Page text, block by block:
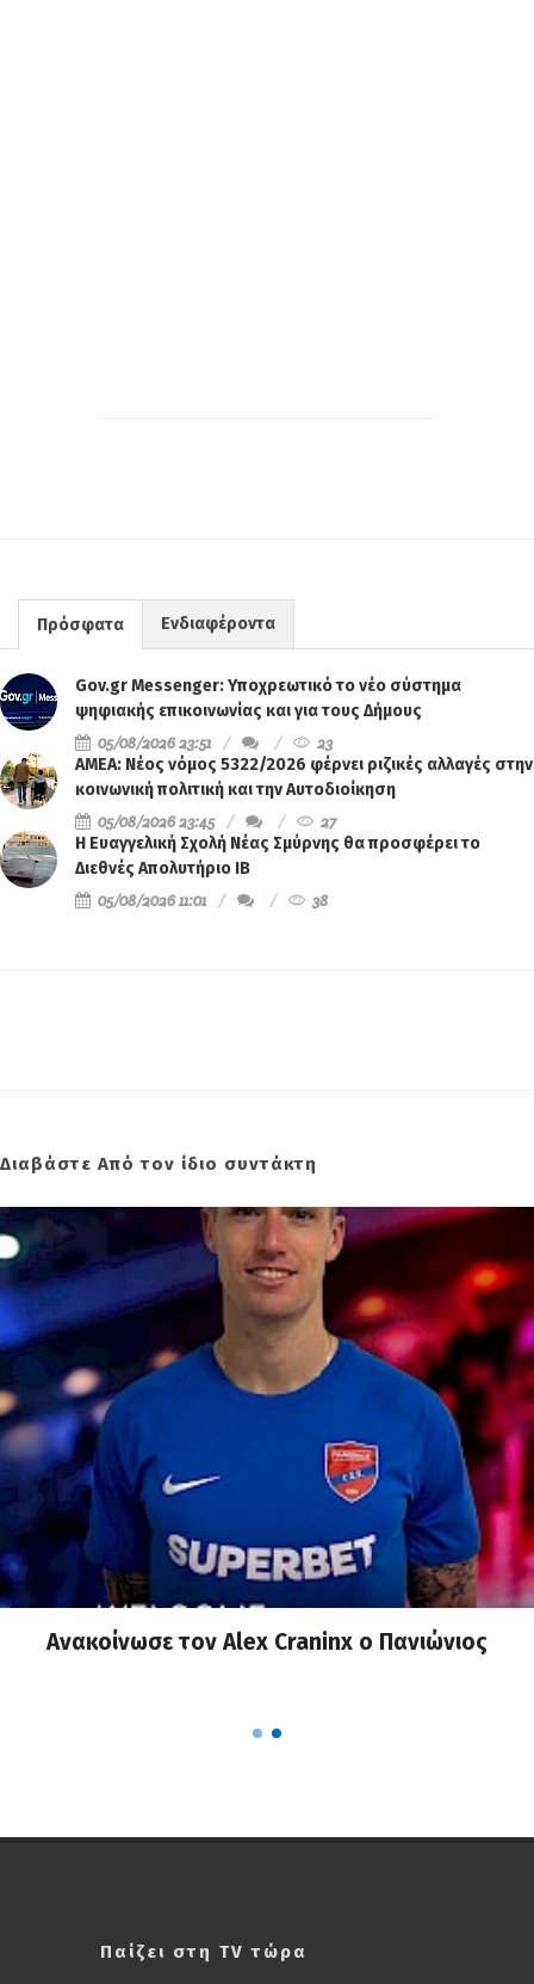
Πρόσφατα Ενδιαφέροντα
Gov.gr Messenger: Υποχρεωτικό το νέο σύστημα
ψηφιακής επικοινωνίας και για τους Δήμους
05/08/2026 23:51
23
ΑΜΕΑ: Νέος νόμος 5322/2026 φέρνει ριζικές αλλαγές στην
κοινωνική πολιτική και την Αυτοδιοίκηση
05/08/2026 23:45
27
Η Ευαγγελική Σχολή Νέας Σμύρνης θα προσφέρει το
Διεθνές Απολυτήριο IB
05/08/2026 11:01
38
Διαβάστε Από τον ίδιο συντάκτη
Ανακοίνωσε τον Alex Craninx ο Πανιώνιος
Παίζει στη TV τώρα